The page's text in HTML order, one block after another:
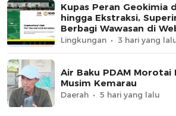
Kupas Peran Geokimia
hingga Ekstraksi,
Berbagi Wawasan di
UNG
Lingkungan 3 hari yang
Air Baku PDAM Morotai
Musim Kemarau
Daerah 5 hari yang lalu